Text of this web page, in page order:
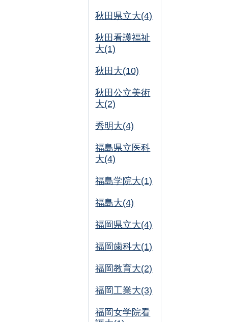
秋田県立大(4)
秋田看護福祉
大(1)
秋田大(10)
秋田公立美術
大(2)
秀明大(4)
福島県立医科
大(4)
福島学院大(1)
福島大(4)
福岡県立大(4)
福岡歯科大(1)
福岡教育大(2)
福岡工業大(3)
福岡女学院看